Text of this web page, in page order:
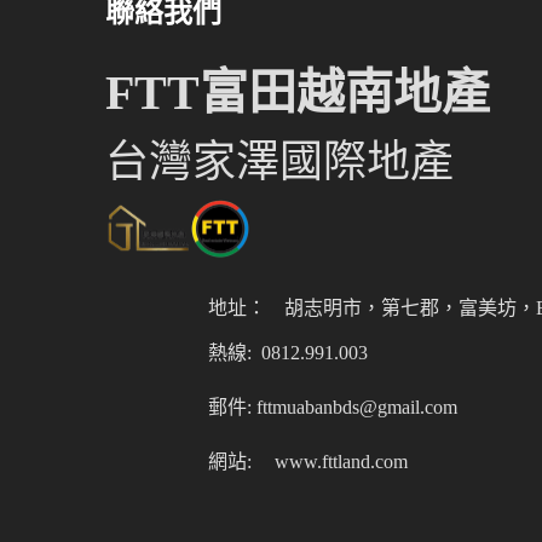
聯絡我們
FTT富田越南地產
台灣家澤國際地產
地址： 胡志明市，第七郡，富美坊，
熱線: 0812.991.003
郵件: fttmuabanbds@gmail.com
網站: www.fttland.com